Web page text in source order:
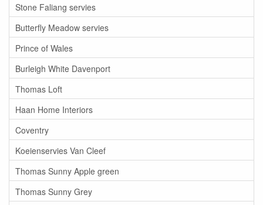
Stone Faliang servies
Butterfly Meadow servies
Prince of Wales
Burleigh White Davenport
Thomas Loft
Haan Home Interiors
Coventry
Koeienservies Van Cleef
Thomas Sunny Apple green
Thomas Sunny Grey